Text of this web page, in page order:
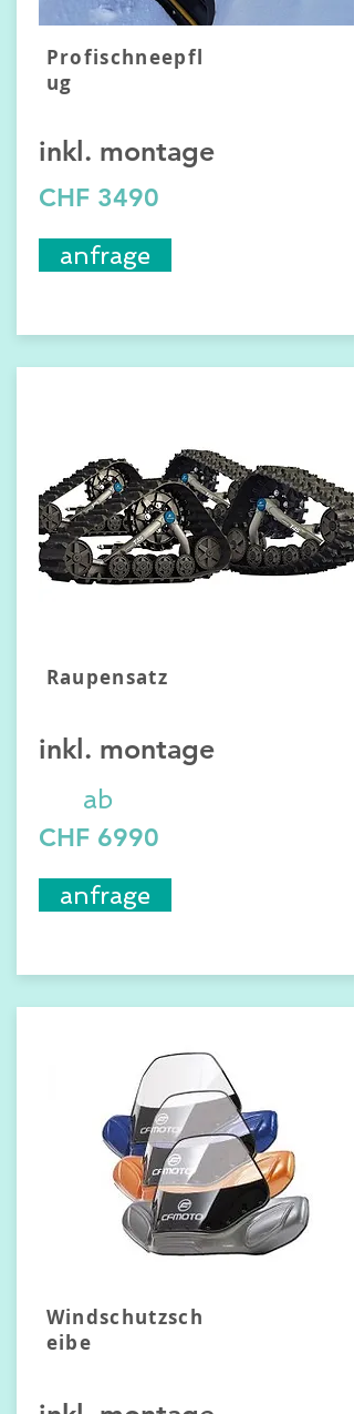
Profischneepfl
ug
inkl. montage
CHF 3490
anfrage
Raupensatz
inkl. montage
ab
CHF 6990
anfrage
Windschutzsch
eibe